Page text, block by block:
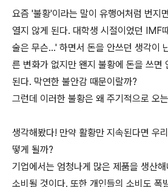
요즘 '불황'이라는 말이 유행어처럼 번지
열지 않게 된다. 대학생 시절이었던 IMF
술은 무슨...' 하면서 돈을 안쓰던 생각이
른 변화가 없지만 왠지 불황에 돈을 쓰면
된다. 막연한 불안감 때문이랄까?
그런데 이러한 불황은 왜 주기적으로 오
생각해봤다! 만약 활황만 지속된다면 우
떻게 될까?
기업에서는 엄청나게 많은 제품을 생산
소비될 것이다. 또한 개인들의 소비도 폭